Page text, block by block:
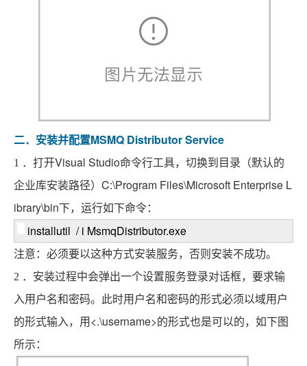
二．安装并配置MSMQ Distributor Service
1 ．打开Visual Studio命令行工具，切换到目录（默认的
企业库安装路径） C:\Program Files\Microsoft Enterprise L
ibrary\bin下，运行如下命令：
installutil / i MsmqDistributor.exe
注意：必须要以这种方式安装服务，否则安装不成功。
2 ．安装过程中会弹出一个设置服务登录对话框，要求输
入用户名和密码。此时用户名和密码的形式必须以域用户
的形式输入，用 <.\username>的形式也是可以的，如下图
所示：